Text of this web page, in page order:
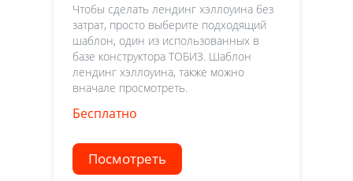
Чтобы сделать лендинг хэллоуина без
затрат, просто выберите подходящий
шаблон, один из использованных в
базе конструктора ТОБИЗ. Шаблон
лендинг хэллоуина, также можно
вначале просмотреть.
Бесплатно
Посмотреть